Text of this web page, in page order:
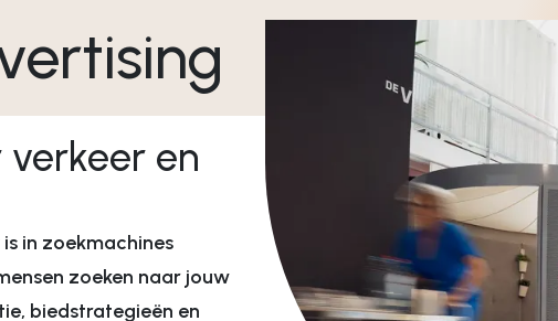
Campagne & content
Campagne
Concept en design
Branding campagnes
Social campagnes
Grafische vormgeving
en
in zoekmachines
zoeken naar jouw
biedstrategieën en